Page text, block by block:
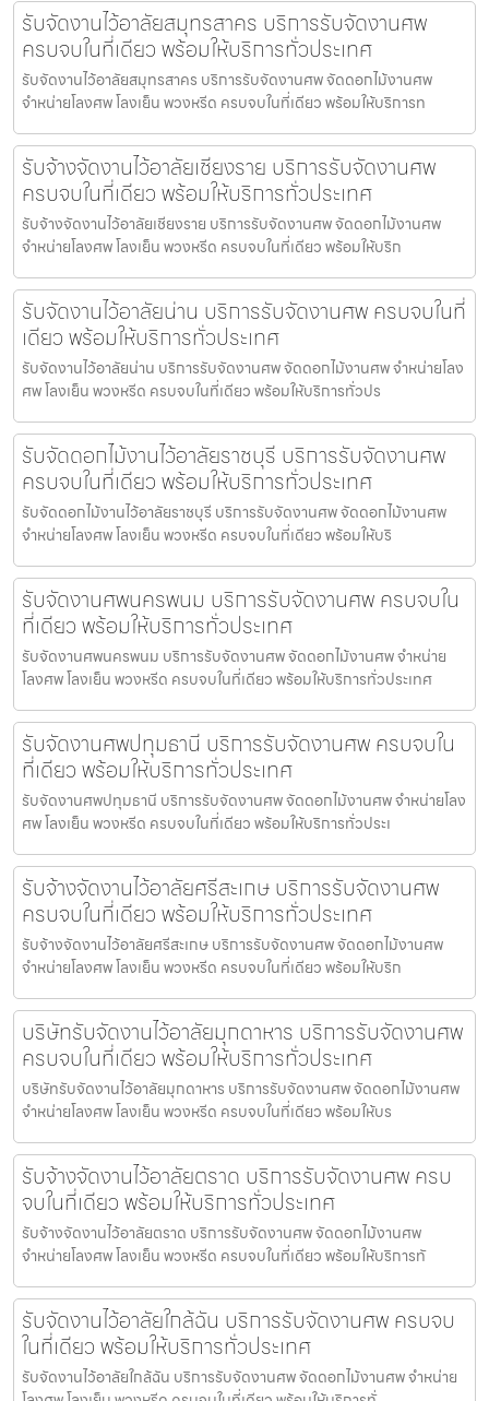
รับจัดงานไว้อาลัยสมุทรสาคร บริการรับจัดงานศพ
ครบจบในที่เดียว พร้อมให้บริการทั่วประเทศ
รับจัดงานไว้อาลัยสมุทรสาคร บริการรับจัดงานศพ จัดดอกไม้งานศพ
จำหน่ายโลงศพ โลงเย็น พวงหรีด ครบจบในที่เดียว พร้อมให้บริการท
รับจ้างจัดงานไว้อาลัยเชียงราย บริการรับจัดงานศพ
ครบจบในที่เดียว พร้อมให้บริการทั่วประเทศ
รับจ้างจัดงานไว้อาลัยเชียงราย บริการรับจัดงานศพ จัดดอกไม้งานศพ
จำหน่ายโลงศพ โลงเย็น พวงหรีด ครบจบในที่เดียว พร้อมให้บริก
รับจัดงานไว้อาลัยน่าน บริการรับจัดงานศพ ครบจบในที่
เดียว พร้อมให้บริการทั่วประเทศ
รับจัดงานไว้อาลัยน่าน บริการรับจัดงานศพ จัดดอกไม้งานศพ จำหน่ายโลง
ศพ โลงเย็น พวงหรีด ครบจบในที่เดียว พร้อมให้บริการทั่วปร
รับจัดดอกไม้งานไว้อาลัยราชบุรี บริการรับจัดงานศพ
ครบจบในที่เดียว พร้อมให้บริการทั่วประเทศ
รับจัดดอกไม้งานไว้อาลัยราชบุรี บริการรับจัดงานศพ จัดดอกไม้งานศพ
จำหน่ายโลงศพ โลงเย็น พวงหรีด ครบจบในที่เดียว พร้อมให้บริ
รับจัดงานศพนครพนม บริการรับจัดงานศพ ครบจบใน
ที่เดียว พร้อมให้บริการทั่วประเทศ
รับจัดงานศพนครพนม บริการรับจัดงานศพ จัดดอกไม้งานศพ จำหน่าย
โลงศพ โลงเย็น พวงหรีด ครบจบในที่เดียว พร้อมให้บริการทั่วประเทศ
รับจัดงานศพปทุมธานี บริการรับจัดงานศพ ครบจบใน
ที่เดียว พร้อมให้บริการทั่วประเทศ
รับจัดงานศพปทุมธานี บริการรับจัดงานศพ จัดดอกไม้งานศพ จำหน่ายโลง
ศพ โลงเย็น พวงหรีด ครบจบในที่เดียว พร้อมให้บริการทั่วประเ
รับจ้างจัดงานไว้อาลัยศรีสะเกษ บริการรับจัดงานศพ
ครบจบในที่เดียว พร้อมให้บริการทั่วประเทศ
รับจ้างจัดงานไว้อาลัยศรีสะเกษ บริการรับจัดงานศพ จัดดอกไม้งานศพ
จำหน่ายโลงศพ โลงเย็น พวงหรีด ครบจบในที่เดียว พร้อมให้บริก
บริษัทรับจัดงานไว้อาลัยมุกดาหาร บริการรับจัดงานศพ
ครบจบในที่เดียว พร้อมให้บริการทั่วประเทศ
บริษัทรับจัดงานไว้อาลัยมุกดาหาร บริการรับจัดงานศพ จัดดอกไม้งานศพ
จำหน่ายโลงศพ โลงเย็น พวงหรีด ครบจบในที่เดียว พร้อมให้บร
รับจ้างจัดงานไว้อาลัยตราด บริการรับจัดงานศพ ครบ
จบในที่เดียว พร้อมให้บริการทั่วประเทศ
รับจ้างจัดงานไว้อาลัยตราด บริการรับจัดงานศพ จัดดอกไม้งานศพ
จำหน่ายโลงศพ โลงเย็น พวงหรีด ครบจบในที่เดียว พร้อมให้บริการทั
รับจัดงานไว้อาลัยใกล้ฉัน บริการรับจัดงานศพ ครบจบ
ในที่เดียว พร้อมให้บริการทั่วประเทศ
รับจัดงานไว้อาลัยใกล้ฉัน บริการรับจัดงานศพ จัดดอกไม้งานศพ จำหน่าย